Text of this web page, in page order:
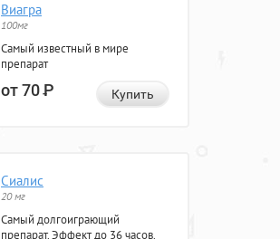
Виагра
100мг
Самый известный в мире
препарат
от 70Р Купить
Сиалис
20 мг
Самый долгоиграющий
препарат. Эффект до 36 часов.